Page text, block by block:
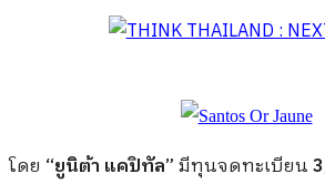
โดย “ยูนิต้า แคปิทัล”มีทุนจดทะเบียน